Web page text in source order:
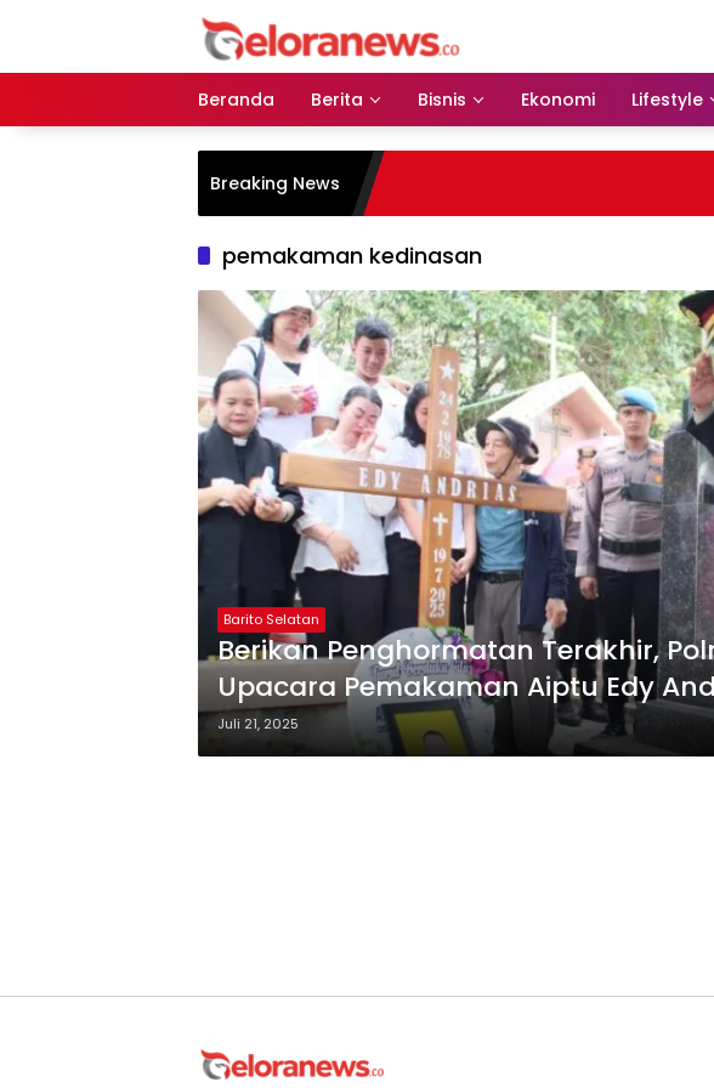
Beranda
Berita Bisnis Ekonomi Lifestyle
Breaking News
pemakaman kedinasan
Barito Selatan
Berikan Penghormatan Terakhir,
Upacara Pemakaman Aiptu Edy
Juli 21, 2025